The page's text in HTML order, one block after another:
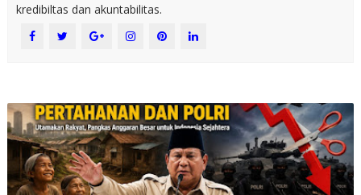
kredibiltas dan akuntabilitas.